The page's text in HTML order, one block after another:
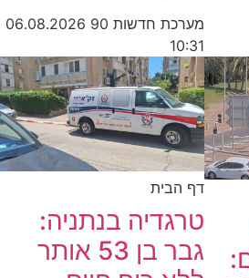
מערכת חדשות 90
06.08.2026
10:31
דף הבית
טרגדיה בנתניה:
גבר בן 53 אותר